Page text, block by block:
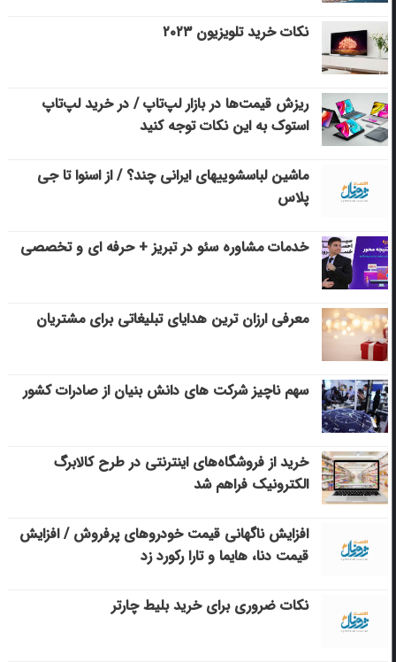
نکات خرید تلویزیون ۲۰۲۳
ریزش قیمت‌ها در بازار لپ‌تاپ / در خرید لپ‌تاپ
استوک به این نکات توجه کنید
ماشین لباسشویی‎های ایرانی چند؟ / از اسنوا تا جی
پلاس
خدمات مشاوره سئو در تبریز + حرفه ای و تخصصی
معرفی ارزان ترین هدایای تبلیغاتی برای مشتریان
سهم ناچیز شرکت های دانش بنیان از صادرات کشور
خرید از فروشگاه‌های اینترنتی در طرح کالابرگ
الکترونیک فراهم شد
افزایش ناگهانی قیمت خودروهای پرفروش / افزایش
قیمت دنا، هایما و تارا رکورد زد
نکات ضروری برای خرید بلیط چارتر